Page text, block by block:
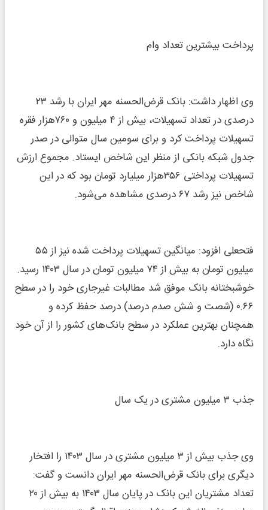
پرداخت بیشترین تعداد وام
وی اظهار داشت: بانک قرض‌الحسنه مهر ایران با رشد ۲۳
درصدی در تعداد تسهیلات، بیش از ۴ میلیون و ۷۶۰هزار فقره
تسهیلات پرداخت کرد و برای سومین سال متوالی در صدر
جدول شبکه بانکی از منظر این شاخص ایستاد. مجموع ارزش
تسهیلات پرداختی ۳۵۶هزار میلیارد تومان بود که در این
شاخص نیز رشد ۶۷ درصدی مشاهده می‌شود.
فتحعلی افزود: میانگین تسهیلات پرداخت شده نیز از ۵۵
میلیون تومان به بیش از ۷۴ میلیون تومان در سال ۱۴۰۳ رسید.
خوشبختانه بانک موفق شد مطالبات غیرجاری خود را در سطح
۰.۶۶ (شصت و شش صدم درصد) درصد حفظ کرده و
همچنان بهترین عملکرد در سطح بانک‌های کشور را از آن خود
نگاه دارد.
جذب ۳ میلیون مشتری در یک سال
وی جذب بیش از ۳ میلیون مشتری در سال ۱۴۰۳ را افتخار
دیگری برای بانک قرض‌الحسنه مهر ایران دانست و گفت:
تعداد مشتریان این بانک در پایان سال ۱۴۰۳ به بیش از ۲۰